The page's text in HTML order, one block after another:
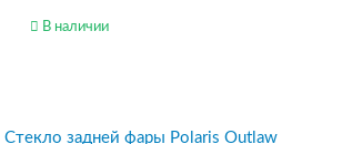
В наличии
Стекло задней фары Polaris Outlaw